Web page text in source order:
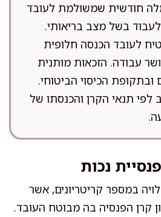
חודשית שמשולמת לעובד
בשל מצב בריאותי.
לעובד הכנסה חלופית
עבודה. הזכאות מותנית
ובתקופת הכיסוי הביטוחי.
לפי תנאי הקרן והכנסתו של
נכות
במספר קריטריונים, אשר
קרן הפנסיה בה מבוטח העובד.